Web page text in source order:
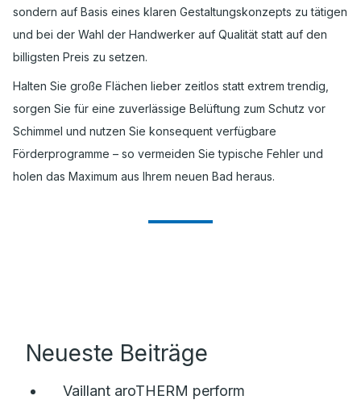
sondern auf Basis eines klaren Gestaltungskonzepts zu tätigen
und bei der Wahl der Handwerker auf Qualität statt auf den
billigsten Preis zu setzen.
Halten Sie große Flächen lieber zeitlos statt extrem trendig,
sorgen Sie für eine zuverlässige Belüftung zum Schutz vor
Schimmel und nutzen Sie konsequent verfügbare
Förderprogramme – so vermeiden Sie typische Fehler und
holen das Maximum aus Ihrem neuen Bad heraus.
Neueste Beiträge
Vaillant aroTHERM perform